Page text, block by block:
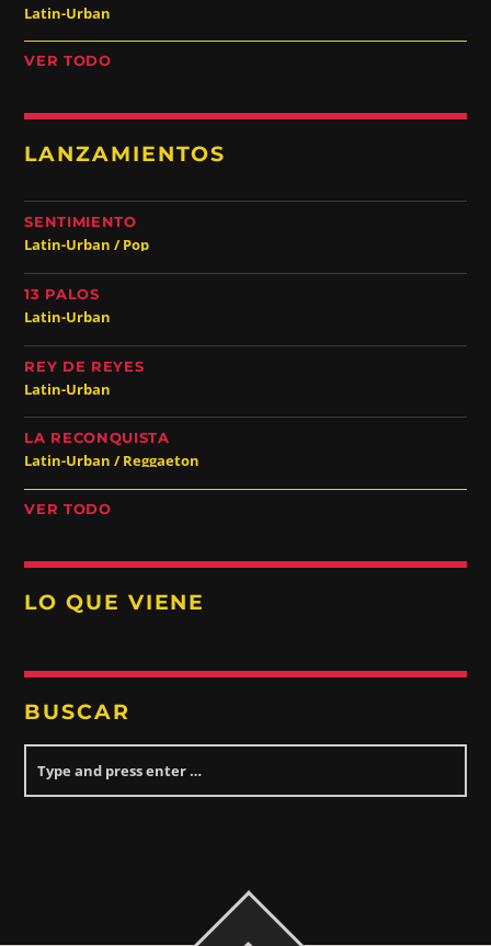
Latin-Urban
VER TODO
LANZAMIENTOS
SENTIMIENTO
Latin-Urban / Pop
13 PALOS
Latin-Urban
REY DE REYES
Latin-Urban
LA RECONQUISTA
Latin-Urban / Reggaeton
VER TODO
LO QUE VIENE
BUSCAR